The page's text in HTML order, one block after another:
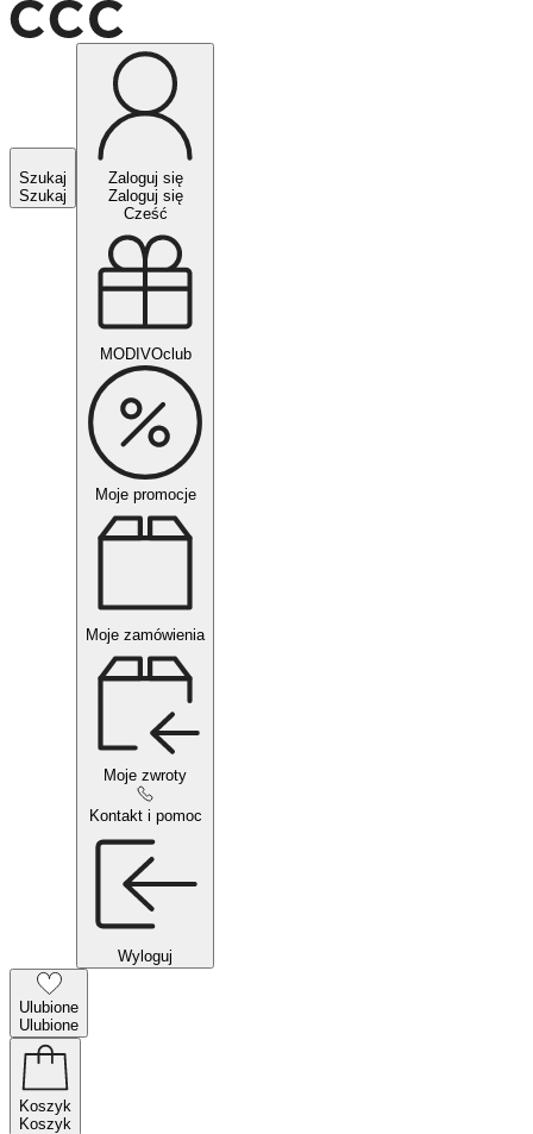
Szukaj
Szukaj
Zaloguj się
Zaloguj się
Cześć
MODIVOclub
Moje promocje
Moje zamówienia
Moje zwroty
Kontakt i pomoc
Wyloguj
Ulubione
Ulubione
Koszyk
Koszyk